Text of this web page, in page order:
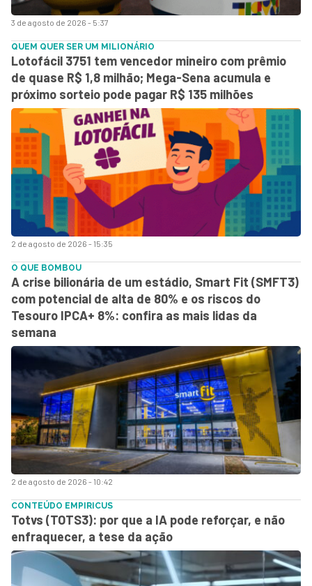
3 de agosto de 2026 - 5:37
2 de agosto de 2026 - 15:35
QUEM QUER SER UM MILIONÁRIO
Lotofácil 3751 tem vencedor mineiro com prêmio
de quase R$ 1,8 milhão; Mega-Sena acumula e
próximo sorteio pode pagar R$ 135 milhões
2 de agosto de 2026 - 10:42
O QUE BOMBOU
A crise bilionária de um estádio, Smart Fit (SMFT3)
com potencial de alta de 80% e os riscos do
Tesouro IPCA+ 8%: confira as mais lidas da
semana
CONTEÚDO EMPIRICUS
Totvs (TOTS3): por que a IA pode reforçar, e não
enfraquecer, a tese da ação